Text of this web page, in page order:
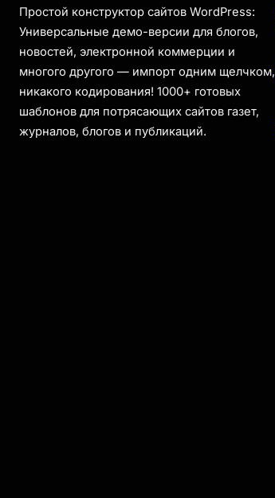
Простой конструктор сайтов WordPress:
Универсальные демо-версии для блогов,
новостей, электронной коммерции и
многого другого — импорт одним щелчком,
никакого кодирования! 1000+ готовых
шаблонов для потрясающих сайтов газет,
журналов, блогов и публикаций.